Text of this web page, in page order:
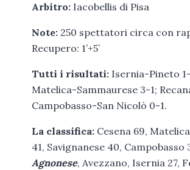
Arbitro: Iacobellis di Pisa
Note: 250 spettatori circa con
Recupero: 1’+5’
Tutti i risultati: Isernia-Pineto
Matelica-Sammaurese 3-1;
Campobasso-San Nicolò 0-1.
La classifica: Cesena 69,
41, Savignanese 40,
Agnonese, Avezzano, Isernia 27,